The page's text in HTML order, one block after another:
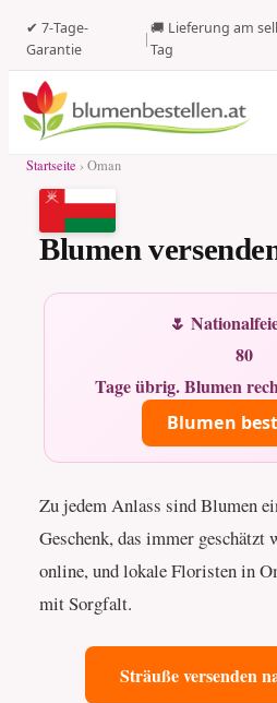
✔ 7-Tage-
Garantie
|
🚚 Lieferung am
Tag
Startseite › Oman
Blumen
🌷
80
Tage übrig. Blumen
Blumen
Zu jedem Anlass sind Blumen
Geschenk, das immer geschätzt
online, und lokale Floristen in
mit Sorgfalt.
Sträuße versenden